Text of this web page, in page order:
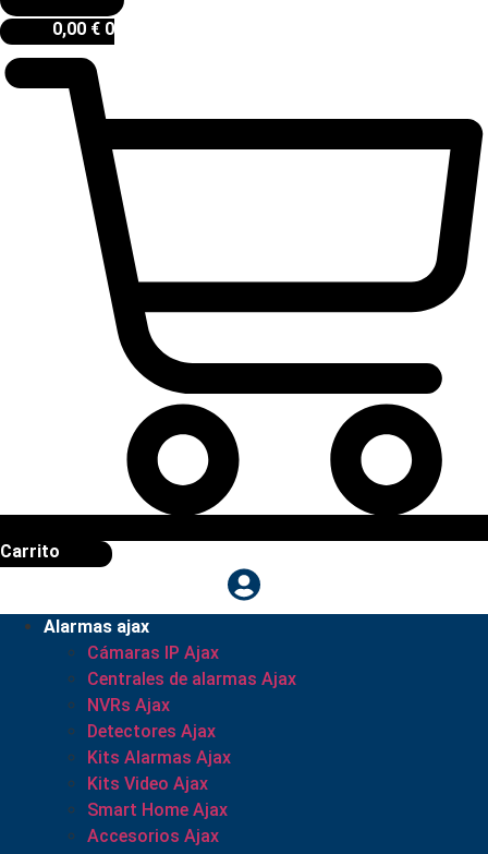
0,00 € 0
Carrito
Alarmas ajax
Cámaras IP Ajax
Centrales de alarmas Ajax
NVRs Ajax
Detectores Ajax
Kits Alarmas Ajax
Kits Video Ajax
Smart Home Ajax
Accesorios Ajax